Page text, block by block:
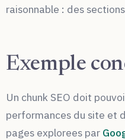
raisonnable : des
Exemple
Un chunk SEO doit
performances du site et
pages explorees par